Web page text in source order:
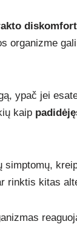
organizme
ypač jei
kaip
simptomų,
rinktis kitas